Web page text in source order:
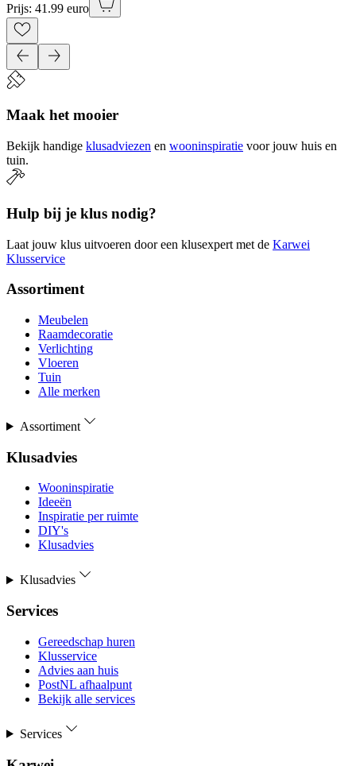
Prijs: 41.99 euro
Maak het mooier
Bekijk handige klusadviezen en wooninspiratie voor jouw huis en
tuin.
Hulp bij je klus nodig?
Laat jouw klus uitvoeren door een klusexpert met de Karwei
Klusservice
Assortiment
Meubelen
Raamdecoratie
Verlichting
Vloeren
Tuin
Alle merken
Assortiment
Klusadvies
Wooninspiratie
Ideeën
Inspiratie per ruimte
DIY's
Klusadvies
Klusadvies
Services
Gereedschap huren
Klusservice
Advies aan huis
PostNL afhaalpunt
Bekijk alle services
Services